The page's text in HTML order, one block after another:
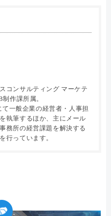
コンサルティング マーケテ
作課所属。
て一般企業の経営者・人事担
執筆するほか、主にメール
務所の経営課題を解決する
行っています。